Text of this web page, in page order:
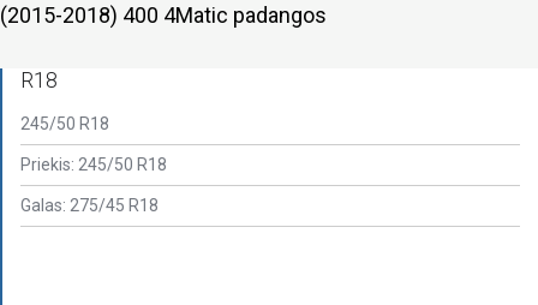
(2015-2018) 400 4Matic padangos
R18
245/50 R18
Priekis: 245/50 R18
Galas: 275/45 R18